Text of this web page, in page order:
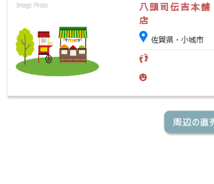
八頭司伝吉本
店
佐賀県・小城市